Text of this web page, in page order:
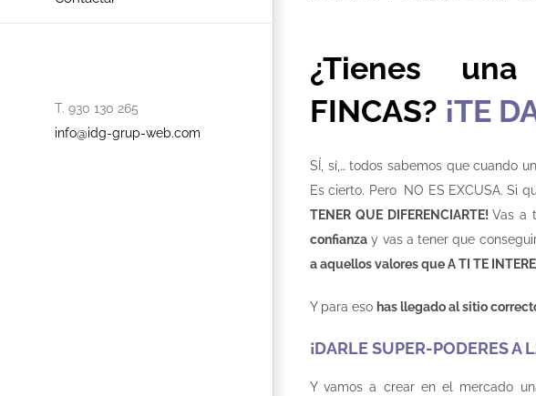
T. 930 130 265
info@idg-grup-web.com
¿Tienes una
FINCAS? ¡TE
SÍ, sí,… todos sabemos que cuando
Es cierto. Pero NO ES EXCUSA. Si
TENER QUE DIFERENCIARTE!Vas a
confianza y vas a tener que
a aquellos valores que A TI TE
Y para eso has llegado al sitio
¡DARLE SUPER-PODERES
Y vamos a crear en el mercado